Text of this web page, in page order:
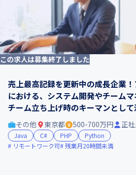
この求人は募集終了しました
売上最高記録を更新中の成長企業
における、システム開発やチーム
チーム立ち上げ時のキーマンとし
その他 東京都 500-700万円 正
Java C# PHP
Python
リモートワーク可 残業月20時間未満